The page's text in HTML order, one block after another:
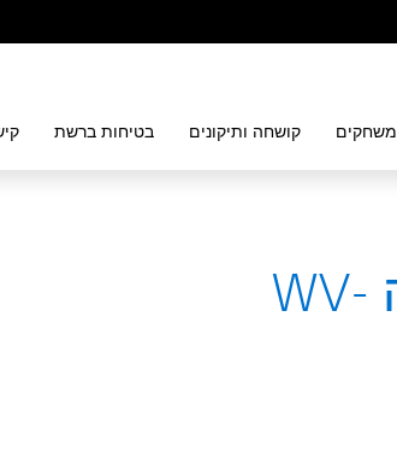
משחקים קושחה ותיקונים בטיחות ברשת
כיצד פותרים את שגיאה WV-